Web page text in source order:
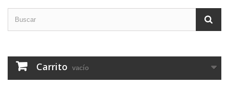
Carrito vacío